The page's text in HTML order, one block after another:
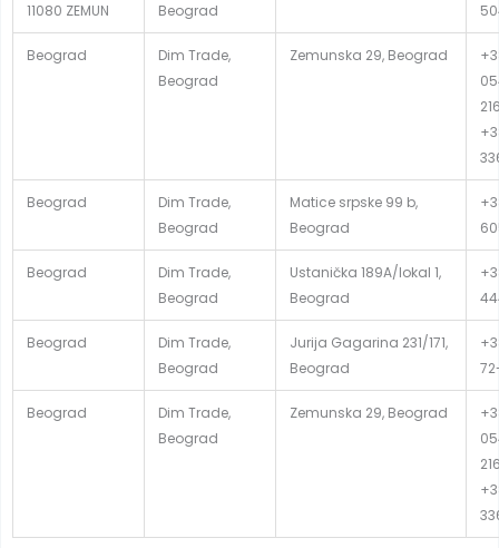
11080 ZEMUN
Beograd
Beograd
Dim Trade,
Beograd
Zemunska 29, Beograd
Beograd
Dim Trade,
Beograd
Matice srpske 99 b,
Beograd
Beograd
Dim Trade,
Beograd
Ustanička 189A/lokal 1,
Beograd
Beograd
Dim Trade,
Beograd
Jurija Gagarina 231/171,
Beograd
Beograd
Dim Trade,
Beograd
Zemunska 29, Beograd